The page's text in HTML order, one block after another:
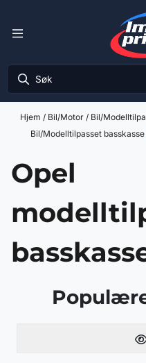
Hjem / Bil/Motor / Bil/
Bil/Modelltilpasset basskasse
Opel